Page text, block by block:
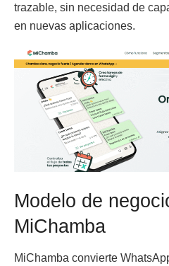
trazable, sin necesidad de
en nuevas aplicaciones.
Modelo de
MiChamba
MiChamba convierte